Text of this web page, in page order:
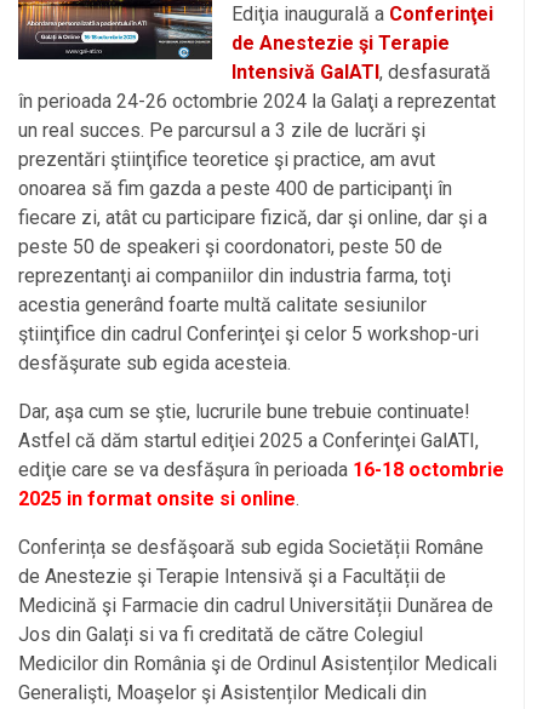
Ediţia inaugurală a Conferinţei
de Anestezie şi Terapie
Intensivă GalATI, desfasurată
în perioada 24-26 octombrie 2024 la Galaţi a reprezentat
un real succes. Pe parcursul a 3 zile de lucrări şi
prezentări ştiinţifice teoretice şi practice, am avut
onoarea să fim gazda a peste 400 de participanţi în
fiecare zi, atât cu participare fizică, dar şi online, dar şi a
peste 50 de speakeri şi coordonatori, peste 50 de
reprezentanţi ai companiilor din industria farma, toţi
acestia generând foarte multă calitate sesiunilor
ştiinţifice din cadrul Conferinţei şi celor 5 workshop-uri
desfăşurate sub egida acesteia.
Dar, aşa cum se ştie, lucrurile bune trebuie continuate!
Astfel că dăm startul ediţiei 2025 a Conferinţei GalATI,
ediţie care se va desfăşura în perioada 16-18 octombrie
2025 in format onsite si online.
Conferința se desfăşoară sub egida Societății Române
de Anestezie şi Terapie Intensivă şi a Facultății de
Medicină şi Farmacie din cadrul Universității Dunărea de
Jos din Galați si va fi creditată de către Colegiul
Medicilor din România şi de Ordinul Asistenților Medicali
Generalişti, Moaşelor şi Asistenților Medicali din